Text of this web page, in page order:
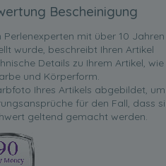
Bescheinigung
mit über 10 Jahren
wurde, beschreibt Ihren Artikel
Details zu Ihrem Artikel, wie
und Körperform.
Ihres Artikels abgebildet, um
für den Fall, dass
geltend gemacht werden.